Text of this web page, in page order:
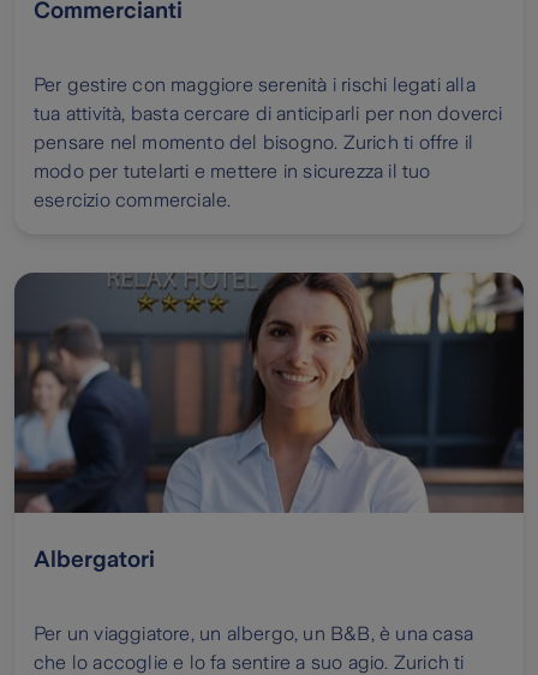
Commercianti
Per gestire con maggiore serenità i rischi legati alla
tua attività, basta cercare di anticiparli per non doverci
pensare nel momento del bisogno. Zurich ti offre il
modo per tutelarti e mettere in sicurezza il tuo
esercizio commerciale.
Albergatori
Per un viaggiatore, un albergo, un B&B, è una casa
che lo accoglie e lo fa sentire a suo agio. Zurich ti